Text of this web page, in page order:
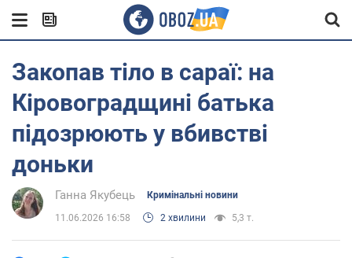
Закопав тіло в сараї: на
Кіровоградщині батька
підозрюють у вбивстві
доньки
Ганна Якубець Кримінальні новини
11.06.2026 16:58 2 хвилини 5,3 т.